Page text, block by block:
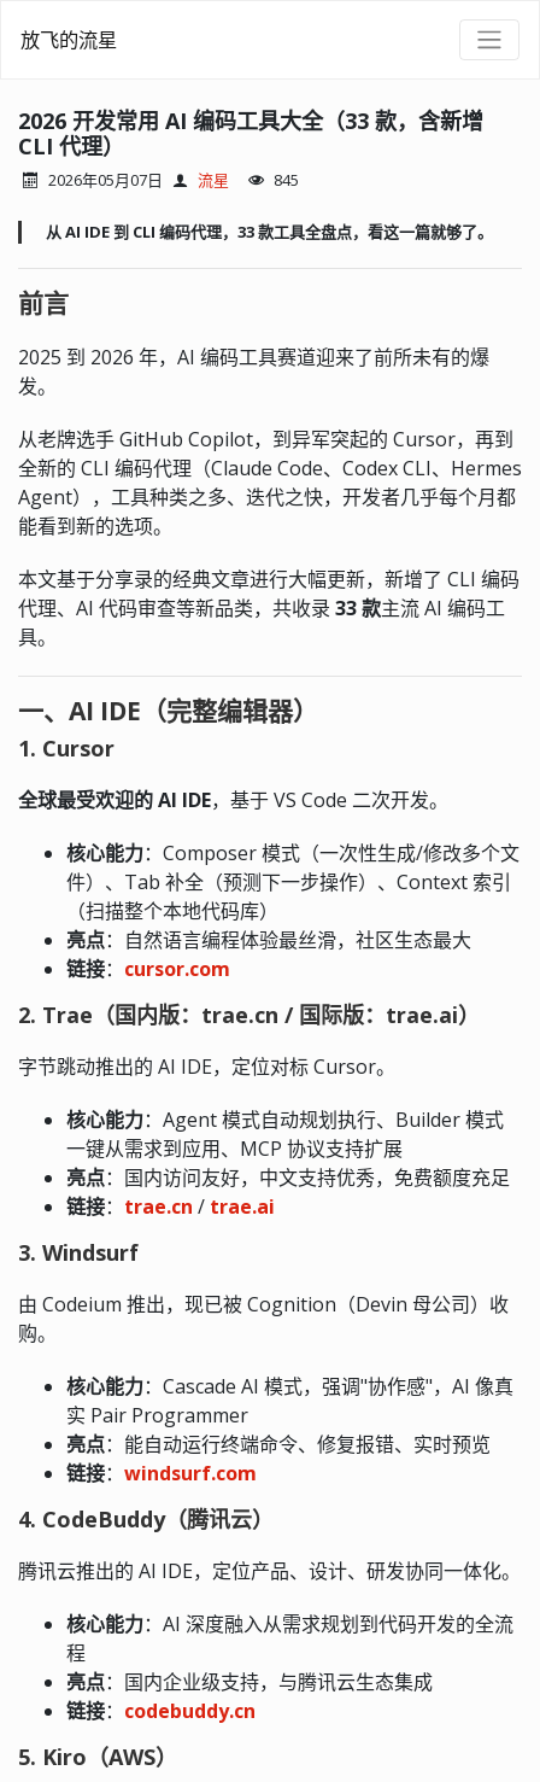
放飞的流星
2026 开发常用 AI 编码工具大全（33 款，含新增
CLI 代理）
2026年05月07日 流星 845
从 AI IDE 到 CLI 编码代理，33 款工具全盘点，看这一篇就够了。
前言
2025 到 2026 年，AI 编码工具赛道迎来了前所未有的爆
发。
从老牌选手 GitHub Copilot，到异军突起的 Cursor，再到
全新的 CLI 编码代理（Claude Code、Codex CLI、Hermes
Agent），工具种类之多、迭代之快，开发者几乎每个月都
能看到新的选项。
本文基于分享录的经典文章进行大幅更新，新增了 CLI 编码
代理、AI 代码审查等新品类，共收录 33 款主流 AI 编码工
具。
一、AI IDE（完整编辑器）
1. Cursor
全球最受欢迎的 AI IDE，基于 VS Code 二次开发。
核心能力：Composer 模式（一次性生成/修改多个文
件）、Tab 补全（预测下一步操作）、Context 索引
（扫描整个本地代码库）
亮点：自然语言编程体验最丝滑，社区生态最大
链接： cursor.com
2. Trae（国内版：trae.cn / 国际版：trae.ai）
字节跳动推出的 AI IDE，定位对标 Cursor。
核心能力：Agent 模式自动规划执行、Builder 模式
一键从需求到应用、MCP 协议支持扩展
亮点：国内访问友好，中文支持优秀，免费额度充足
链接： trae.cn / trae.ai
3. Windsurf
由 Codeium 推出，现已被 Cognition（Devin 母公司）收
购。
核心能力：Cascade AI 模式，强调"协作感"，AI 像真
实 Pair Programmer
亮点：能自动运行终端命令、修复报错、实时预览
链接： windsurf.com
4. CodeBuddy（腾讯云）
腾讯云推出的 AI IDE，定位产品、设计、研发协同一体化。
核心能力：AI 深度融入从需求规划到代码开发的全流
程
亮点：国内企业级支持，与腾讯云生态集成
链接： codebuddy.cn
5. Kiro（AWS）